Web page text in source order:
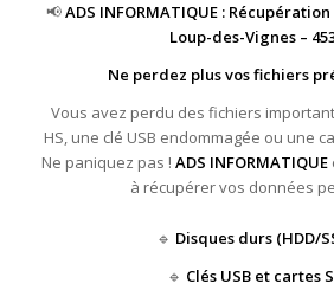
📢ADS INFORMATIQUE :
Loup-des-Vignes –
Ne perdez plus vos fichiers
Vous avez perdu des fichiers
HS, une clé USB endommagée ou une
Ne paniquez pas ! ADS INFORMATIQUE
à récupérer vos données
🔹 Disques durs (HDD/
🔹 Clés USB et cartes